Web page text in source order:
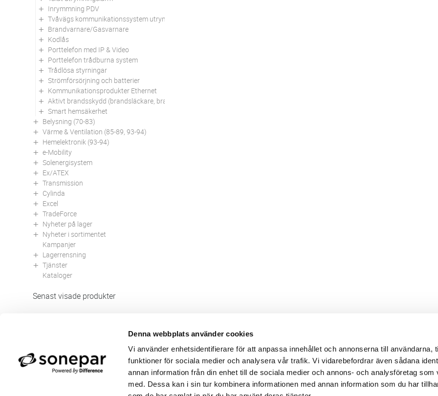
Denna webbplats använder cookies
Vi använder enhetsidentifierare för att anpassa innehållet och annonserna till användarna,
funktioner för sociala medier och analysera vår trafik. Vi vidarebefordrar även sådana
annan information från din enhet till de sociala medier och annons- och analysföretag som
med. Dessa kan i sin tur kombinera informationen med annan information som du har
Inrymmning PDV
Tvåvägs kommunikationssystem utrymningsplats
Brandvarnare/Gasvarnare
Kodlås
Porttelefon med IP & Video
Porttelefon trådburna system
Trådlösa styrningar
Strömförsörjning och batterier
Kommunikationsprodukter Ethernet
Aktivt brandsskydd (brandsläckare, brandfiltar mm)
Smart hemsäkerhet
Belysning (70-83)
Värme & Ventilation (85-89, 93-94)
Hemelektronik (93-94)
e-Mobility
Solenergisystem
Ex/ATEX
Transmission
Cylinda
Excel
TradeForce
Nyheter på lager
Nyheter i sortimentet
Kampanjer
Lagerrensning
Tjänster
Kataloger
Senast visade produkter
Felanmälan
Returer
Beställa PDF fakturor
Användarvillkor
Integritetspolicy
Öppettider
Ny kund/användare
Våra varumärken
Leverans- och
Elektronisk kommunikation
Produktväljare